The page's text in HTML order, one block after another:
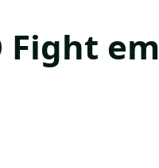
Fight em